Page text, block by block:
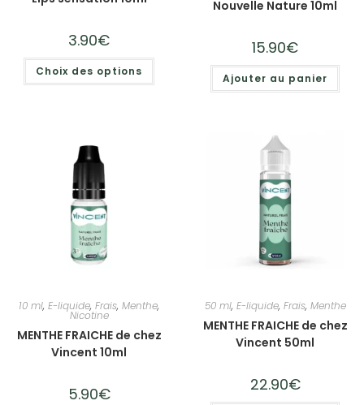
3.90€
Choix des options
Nouvelle Nature 10ml
15.90€
Ajouter au panier
10 ml, E-liquide, Frais, Menthe,
Nicotine
MENTHE FRAICHE de chez
Vincent 10ml
5.90€
50 ml, E-liquide, Frais, Menthe
MENTHE FRAICHE de chez
Vincent 50ml
22.90€